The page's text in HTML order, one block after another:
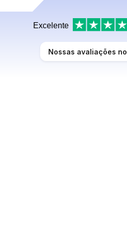
Excelente
Nossas avaliações no